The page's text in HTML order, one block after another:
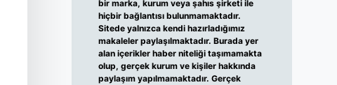
bir marka, kurum veya şahıs şirketi ile
hiçbir bağlantısı bulunmamaktadır.
Sitede yalnızca kendi hazırladığımız
makaleler paylaşılmaktadır. Burada yer
alan içerikler haber niteliği taşımamakta
olup, gerçek kurum ve kişiler hakkında
paylaşım yapılmamaktadır. Gerçek